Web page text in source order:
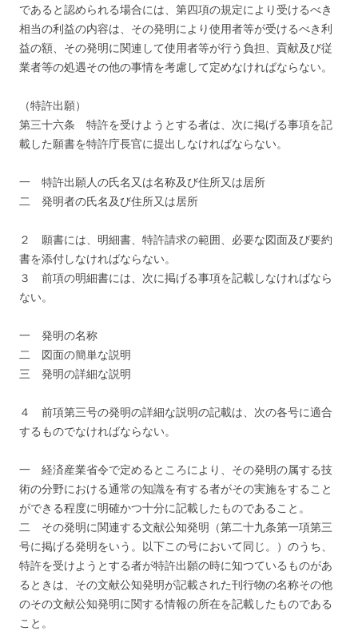
であると認められる場合には、第四項の規定により受けるべき
相当の利益の内容は、その発明により使用者等が受けるべき利
益の額、その発明に関連して使用者等が行う負担、貢献及び従
業者等の処遇その他の事情を考慮して定めなければならない。
（特許出願）
第三十六条 特許を受けようとする者は、次に掲げる事項を記
載した願書を特許庁長官に提出しなければならない。
一 特許出願人の氏名又は名称及び住所又は居所
二 発明者の氏名及び住所又は居所
２ 願書には、明細書、特許請求の範囲、必要な図面及び要約
書を添付しなければならない。
３ 前項の明細書には、次に掲げる事項を記載しなければなら
ない。
一 発明の名称
二 図面の簡単な説明
三 発明の詳細な説明
４ 前項第三号の発明の詳細な説明の記載は、次の各号に適合
するものでなければならない。
一 経済産業省令で定めるところにより、その発明の属する技
術の分野における通常の知識を有する者がその実施をすること
ができる程度に明確かつ十分に記載したものであること。
二 その発明に関連する文献公知発明（第二十九条第一項第三
号に掲げる発明をいう。以下この号において同じ。）のうち、
特許を受けようとする者が特許出願の時に知つているものがあ
るときは、その文献公知発明が記載された刊行物の名称その他
のその文献公知発明に関する情報の所在を記載したものである
こと。